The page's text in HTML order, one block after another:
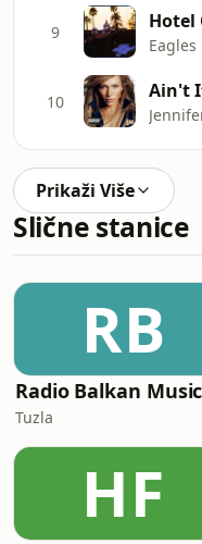
9 Hotel
Eagles
10 Ain't
Prikaži Više
Slične stanice
RB
Tuzla
HF